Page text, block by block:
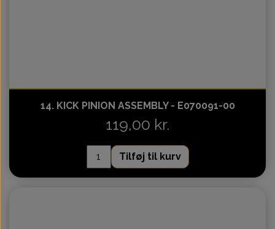
14. KICK PINION ASSEMBLY - E070091-00
119,00 kr.
Tilføj til kurv